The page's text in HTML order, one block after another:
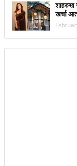
शाहरुख
खर्चा